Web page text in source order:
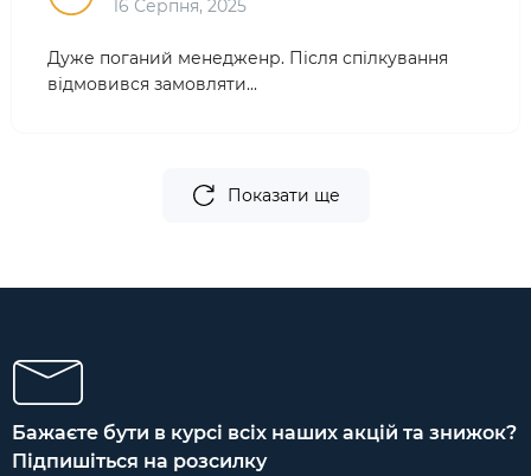
16 Серпня, 2025
Дуже поганий менедженр. Після спілкування
відмовився замовляти...
Показати ще
Бажаєте бути в курсі всіх наших акцій та знижок?
Підпишіться на розсилку